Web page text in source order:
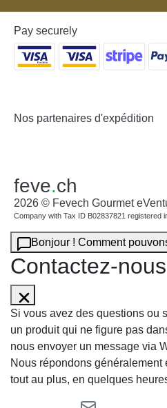
Pay securely
Nos partenaires d'expédition
feve.ch
2026 © Fevech Gourmet
Company with Tax ID B02837821 registered
Bonjour ! Comment
Contactez-nous
Si vous avez des questions ou
un produit qui ne figure pas
nous envoyer un message via
Nous répondons généralement
tout au plus, en quelques